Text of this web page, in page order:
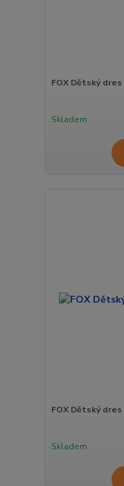
FOX Dětský dres
Skladem
FOX Dětský dres
Skladem